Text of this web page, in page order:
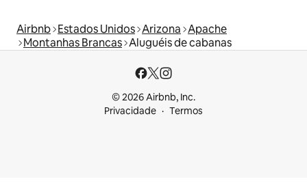
Airbnb Estados Unidos Arizona Apache
Montanhas Brancas Aluguéis de cabanas
© 2026 Airbnb, Inc.
Privacidade
Termos